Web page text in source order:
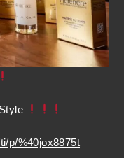
p/%40jox8875t